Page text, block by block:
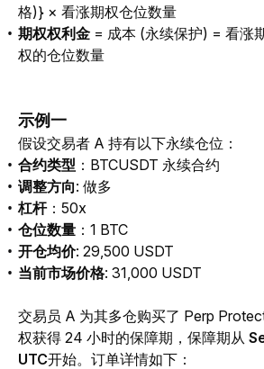
格)} × 看涨期权仓位数量
期权权利金 = 成本 (永续保护) = 看涨
权的仓位数量
示例一
假设交易者 A 持有以下永续仓位：
合约类型 ：BTCUSDT 永续合约
调整方向: 做多
杠杆：50x
仓位数量 ：1 BTC
开仓均价: 29,500 USDT
当前市场价格: 31,000 USDT
交易员 A 为其多仓购买了 Perp
权获得 24 小时的保障期，保障期从
UTC开始。订单详情如下：